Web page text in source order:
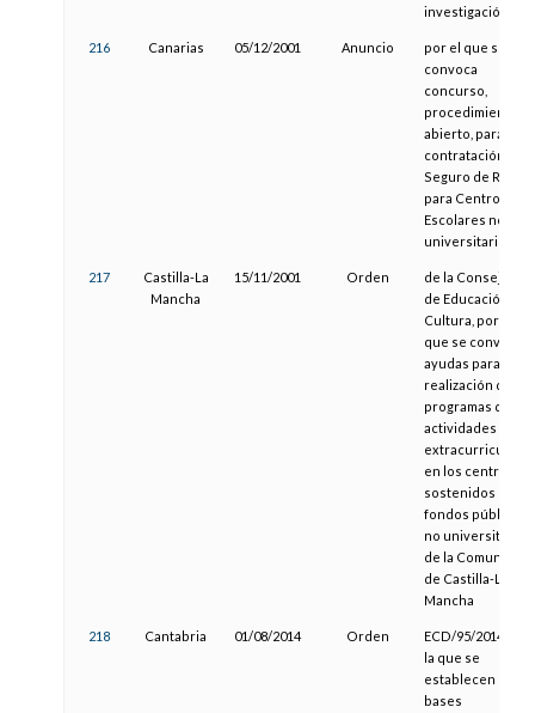
investigación
216 Canarias 05/12/2001 Anuncio
por el que se
convoca
concurso,
procedimiento
abierto, para la
contratación del
Seguro de Riesgo
para Centros
Escolares no
universitarios
217
Castilla-La
Mancha
15/11/2001 Orden
de la Consejería
de Educación y
Cultura, por la
que se convocan
ayudas para la
realización de
programas de
actividades
extracurriculares
en los centros
sostenidos con
fondos públicos
no universitarios
de la Comunidad
de Castilla-La
Mancha
218 Cantabria 01/08/2014 Orden
ECD/95/2014,por
la que se
establecen las
bases